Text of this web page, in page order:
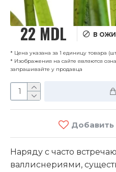
22 MDL В
* Цена указана за 1 единицу товара
* Изображения на сайте являются
запрашивайте у продавца
Добавить
Наряду с часто
валлиснериями, с